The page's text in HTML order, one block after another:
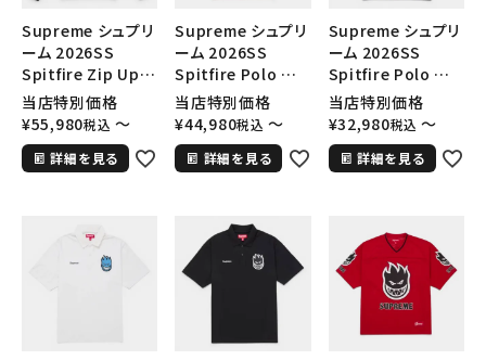
Supreme シュプリ
ーム 2026SS
Spitfire Zip Up
Hooded
Sweatshirt ス
ピットファイア ジッ
プアップ フーデッド
当店特別価格
¥55,980税込 〜
詳細を見る
Supreme シュプリ
ーム 2026SS
Spitfire Polo スピ
ットファイア ポロシ
ャツ イエロー
当店特別価格
¥44,980税込 〜
詳細を見る
Supreme シュプリ
ーム 2026SS
Spitfire Polo スピ
ットファイア ポロシ
ャツ ネイビー
当店特別価格
¥32,980税込 〜
詳細を見る